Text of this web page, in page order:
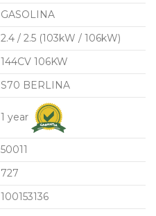
GASOLINA
2.4 / 2.5 (103kW / 106kW)
144CV 106KW
S70 BERLINA
1 year
50011
727
100153136